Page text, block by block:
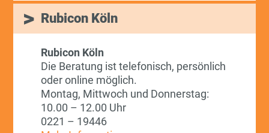
Rubicon Köln
Rubicon Köln
Die Beratung ist telefonisch, persönlich
oder online möglich.
Montag, Mittwoch und Donnerstag:
10.00 – 12.00 Uhr
0221 – 19446